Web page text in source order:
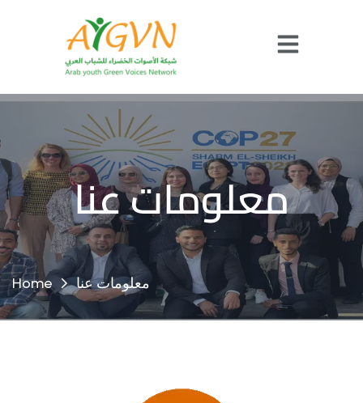
معلومات عنا
Home معلومات عنا